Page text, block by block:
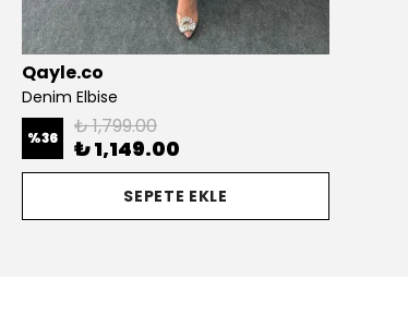
Qayle.co
Denim Elbise
%36 ₺ 1,799.00
₺ 1,149.00
SEPETE EKLE